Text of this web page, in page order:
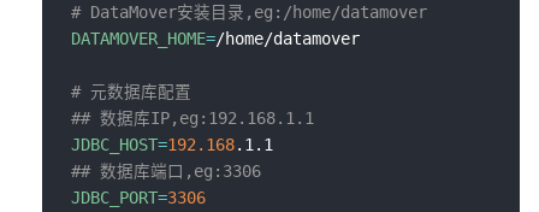
# DataMover安装目录,eg:/home/datamover
DATAMOVER_HOME=/home/datamover
# 元数据库配置
## 数据库IP,eg:192.168.1.1
JDBC_HOST=192.168
## 数据库端口,eg:3306
JDBC_PORT=3306